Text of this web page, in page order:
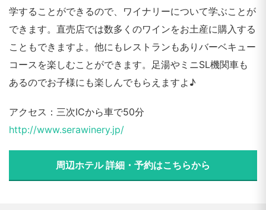
学することができるので、ワイナリーについて学ぶことが
できます。直売店では数多くのワインをお土産に購入する
こともできますよ。他にもレストランもありバーベキュー
コースを楽しむことができます。足湯やミニSL機関車も
あるのでお子様にも楽しんでもらえますよ♪
アクセス：三次ICから車で50分
http://www.serawinery.jp/
周辺ホテル 詳細・予約はこちらから